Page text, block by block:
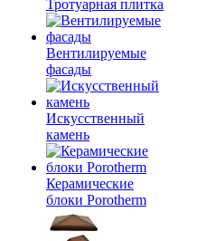
Тротуарная плитка
Вентилируемые
фасады
Искусственный
камень
Керамические
блоки Porotherm